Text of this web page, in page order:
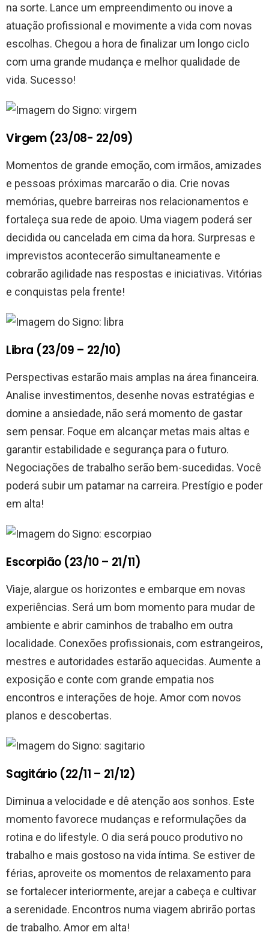
na sorte. Lance um empreendimento ou inove a
atuação profissional e movimente a vida com novas
escolhas. Chegou a hora de finalizar um longo ciclo
com uma grande mudança e melhor qualidade de
vida. Sucesso!
Virgem (23/08- 22/09)
Momentos de grande emoção, com irmãos, amizades
e pessoas próximas marcarão o dia. Crie novas
memórias, quebre barreiras nos relacionamentos e
fortaleça sua rede de apoio. Uma viagem poderá ser
decidida ou cancelada em cima da hora. Surpresas e
imprevistos acontecerão simultaneamente e
cobrarão agilidade nas respostas e iniciativas. Vitórias
e conquistas pela frente!
Libra (23/09 – 22/10)
Perspectivas estarão mais amplas na área financeira.
Analise investimentos, desenhe novas estratégias e
domine a ansiedade, não será momento de gastar
sem pensar. Foque em alcançar metas mais altas e
garantir estabilidade e segurança para o futuro.
Negociações de trabalho serão bem-sucedidas. Você
poderá subir um patamar na carreira. Prestígio e poder
em alta!
Escorpião (23/10 – 21/11)
Viaje, alargue os horizontes e embarque em novas
experiências. Será um bom momento para mudar de
ambiente e abrir caminhos de trabalho em outra
localidade. Conexões profissionais, com estrangeiros,
mestres e autoridades estarão aquecidas. Aumente a
exposição e conte com grande empatia nos
encontros e interações de hoje. Amor com novos
planos e descobertas.
Sagitário (22/11 – 21/12)
Diminua a velocidade e dê atenção aos sonhos. Este
momento favorece mudanças e reformulações da
rotina e do lifestyle. O dia será pouco produtivo no
trabalho e mais gostoso na vida íntima. Se estiver de
férias, aproveite os momentos de relaxamento para
se fortalecer interiormente, arejar a cabeça e cultivar
a serenidade. Encontros numa viagem abrirão portas
de trabalho. Amor em alta!